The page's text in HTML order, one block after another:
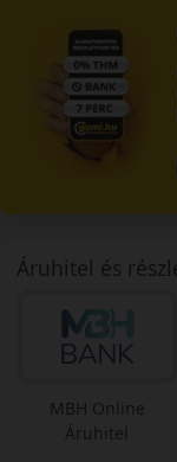
Áruhitel és
MBH Online
Áruhitel